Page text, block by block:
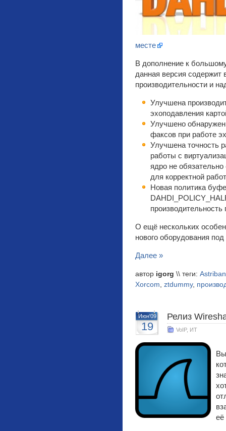
месте
В дополнение к
данная версия
производительности и
Улучшена
эхоподавления
Улучшено
факсов при работе
Улучшена точность
работы с
ядро не
для корректной
Новая политика
О ещё нескольких
нового оборудования под
Далее »
автор igorg \\ теги:
Xorcom, ztdummy,
Июн'09
19
Релиз
VoIP, ИТ
её